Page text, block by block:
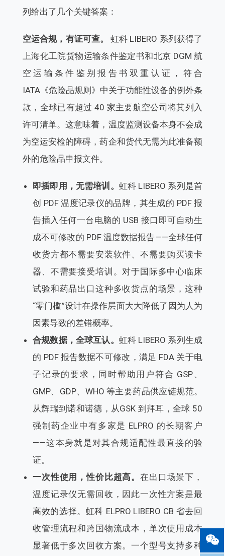
列给出了几个关键答案：
空运合规，有证可查。虹科 LIBERO 系列获得了
上海化工院货物运输条件鉴定书和北京 DGM 航
空运输条件鉴别报告书双重认证，符合
IATA《危险品规则》中关于功能性设备的例外条
款，全球已有超过 40 家主要航空公司将其列入
许可清单。这意味着，温度监测设备本身不会成
为空运安检的障碍，药企和货代无需为此准备额
外的危险品申报文件。
即插即用，无需培训。 虹科 LIBERO 系列是首
创 PDF 温度记录仪的品牌，其生成的 PDF 报
告插入任何一台电脑的 USB 接口即可自动生
成不可修改的 PDF 温度数据报告——全球任何
收货方都不需要安装软件、不需要购买读卡
器、不需要接受培训。对于国际多中心临床
试验和药品出口这种多收货点的场景，这种
“零门槛”设计在操作层面大大降低了因为人为
因素导致的差错概率。
合规数据，全球互认。 虹科 LIBERO 系列生成
的 PDF 报告数据不可修改，满足 FDA 关于电
子记录的要求，同时帮助用户符合 GSP、
GMP、GDP、WHO 等主要药品供应链规范。
从辉瑞到诺和诺德，从GSK 到拜耳，全球 50
强制药企业中有多家是 ELPRO 的长期客户
——这本身就是对其合规适配性最直接的验
证。
一次性使用，性价比超高。 在出口场景下，
温度记录仪无需回收，因此一次性方案是最
高效的选择。虹科 ELPRO LIBERO CB 省去回
收管理流程和跨国物流成本，单次使用成本
显著低于多次回收方案。一个型号支持多种